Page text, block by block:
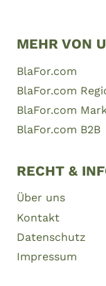
MEHR VON
BlaFor.com
BlaFor.com
BlaFor.com
BlaFor.com B2B
RECHT &
Über uns
Kontakt
Datenschutz
Impressum